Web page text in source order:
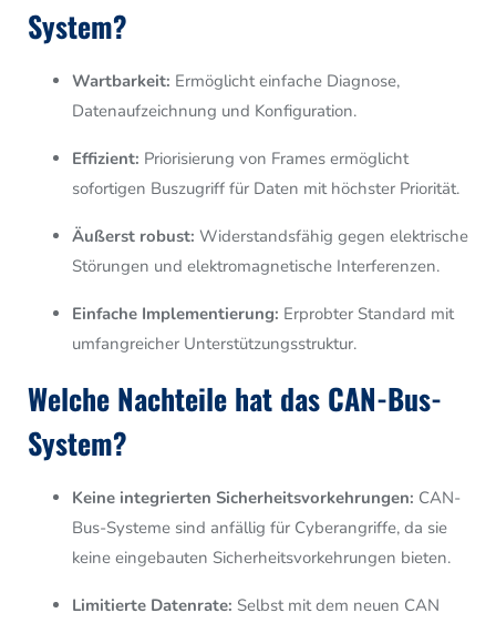
System?
Wartbarkeit: Ermöglicht einfache Diagnose,
Datenaufzeichnung und Konfiguration.
Effizient: Priorisierung von Frames ermöglicht
sofortigen Buszugriff für Daten mit höchster Priorität.
Äußerst robust: Widerstandsfähig gegen elektrische
Störungen und elektromagnetische Interferenzen.
Einfache Implementierung: Erprobter Standard mit
umfangreicher Unterstützungsstruktur.
Welche Nachteile hat das CAN-Bus-
System?
Keine integrierten Sicherheitsvorkehrungen: CAN-
Bus-Systeme sind anfällig für Cyberangriffe, da sie
keine eingebauten Sicherheitsvorkehrungen bieten.
Limitierte Datenrate: Selbst mit dem neuen CAN